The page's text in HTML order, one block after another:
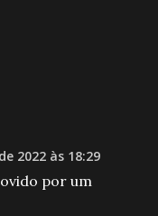
2022 às 18:29
por um